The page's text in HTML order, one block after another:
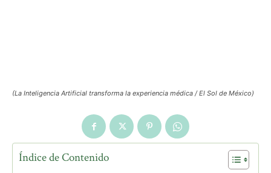
(La Inteligencia Artificial transforma la experiencia médica / El Sol de México)
Índice de Contenido